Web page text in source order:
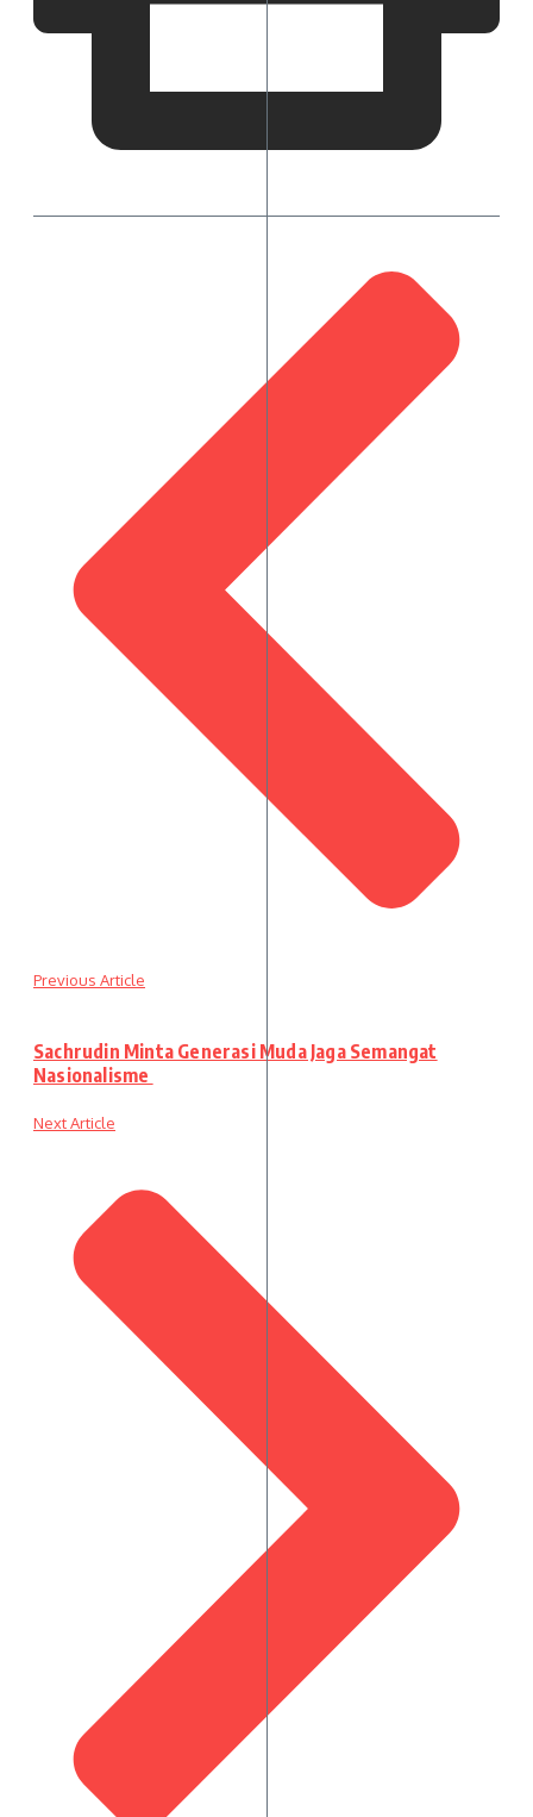
Previous Article
Sachrudin Minta Generasi Muda Jaga Semangat
Nasionalisme
Next Article